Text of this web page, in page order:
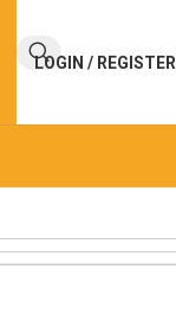
LOGIN / REGISTER